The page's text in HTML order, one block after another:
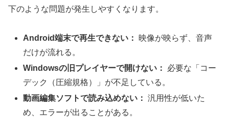
下のような問題が発生しやすくなります。
Android端末で再生できない：
映像が映らず、音声
だけが流れる。
Windowsの旧プレイヤーで開けない：
必要な「コー
デック（圧縮規格）」が不足している。
動画編集ソフトで読み込めない： 汎用性が低いた
め、エラーが出ることがある。